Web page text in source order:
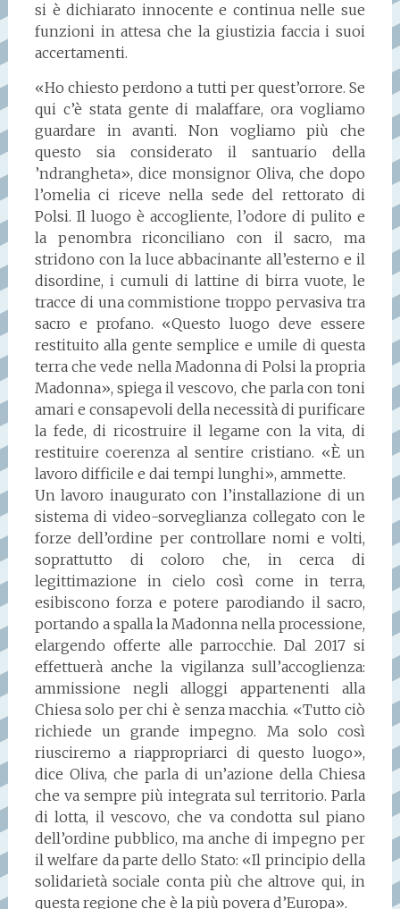
si è dichiarato innocente e continua nelle sue
funzioni in attesa che la giustizia faccia i suoi
accertamenti.
«Ho chiesto perdono a tutti per quest’orrore. Se
qui c’è stata gente di malaffare, ora vogliamo
guardare in avanti. Non vogliamo più che
questo sia considerato il santuario della
’ndrangheta», dice monsignor Oliva, che dopo
l’omelia ci riceve nella sede del rettorato di
Polsi. Il luogo è accogliente, l’odore di pulito e
la penombra riconciliano con il sacro, ma
stridono con la luce abbacinante all’esterno e il
disordine, i cumuli di lattine di birra vuote, le
tracce di una commistione troppo pervasiva tra
sacro e profano. «Questo luogo deve essere
restituito alla gente semplice e umile di questa
terra che vede nella Madonna di Polsi la propria
Madonna», spiega il vescovo, che parla con toni
amari e consapevoli della necessità di purificare
la fede, di ricostruire il legame con la vita, di
restituire coerenza al sentire cristiano. «È un
lavoro difficile e dai tempi lunghi», ammette.
Un lavoro inaugurato con l’installazione di un
sistema di video-sorveglianza collegato con le
forze dell’ordine per controllare nomi e volti,
soprattutto di coloro che, in cerca di
legittimazione in cielo così come in terra,
esibiscono forza e potere parodiando il sacro,
portando a spalla la Madonna nella processione,
elargendo offerte alle parrocchie. Dal 2017 si
effettuerà anche la vigilanza sull’accoglienza:
ammissione negli alloggi appartenenti alla
Chiesa solo per chi è senza macchia. «Tutto ciò
richiede un grande impegno. Ma solo così
riusciremo a riappropriarci di questo luogo»,
dice Oliva, che parla di un’azione della Chiesa
che va sempre più integrata sul territorio. Parla
di lotta, il vescovo, che va condotta sul piano
dell’ordine pubblico, ma anche di impegno per
il welfare da parte dello Stato: «Il principio della
solidarietà sociale conta più che altrove qui, in
questa regione che è la più povera d’Europa».